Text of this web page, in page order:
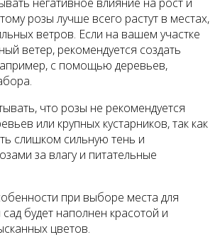
розы лучше всего растут в местах,
ветров. Если на вашем участке
ветер, рекомендуется создать
с помощью деревьев,
что розы не рекомендуется
или крупных кустарников, так как
слишком сильную тень и
за влагу и питательные
при выборе места для
будет наполнен красотой и
цветов.